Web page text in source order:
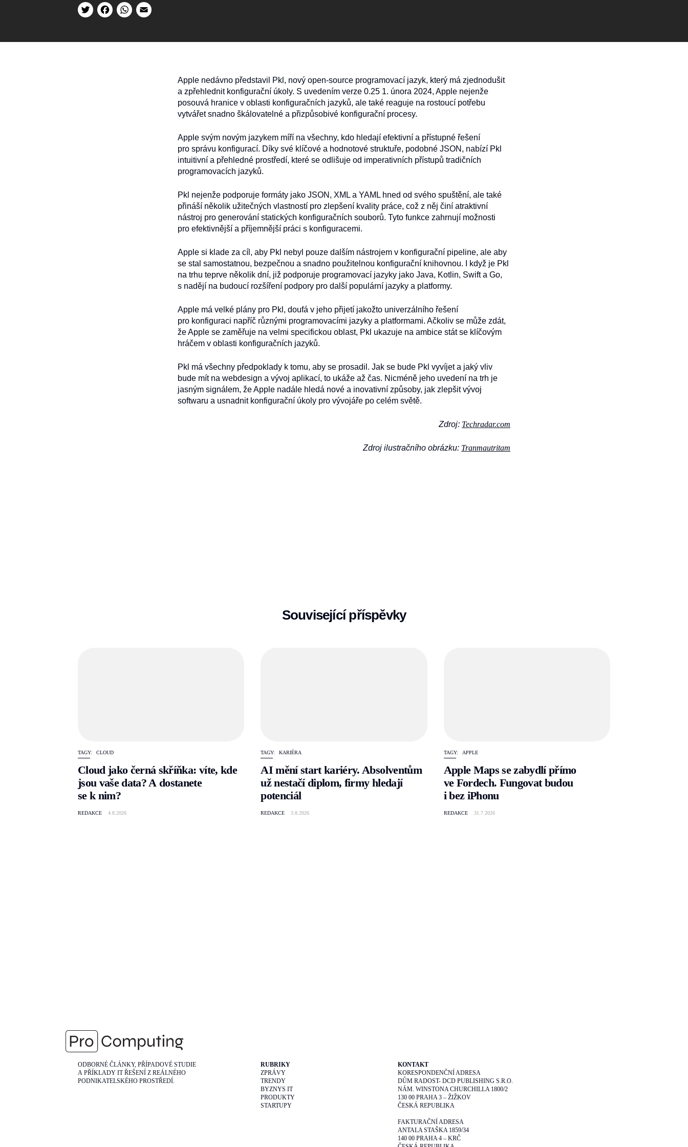
Twitter FacebookWhatsApp
Apple nedávno představil Pkl, nový open-source programovací jazyk, který má zjednodušit
a zpřehlednit konfigurační úkoly. S uvedením verze 0.25 1. února 2024, Apple nejenže
posouvá hranice v oblasti konfiguračních jazyků, ale také reaguje na rostoucí potřebu
vytvářet snadno škálovatelné a přizpůsobivé konfigurační procesy.
Apple svým novým jazykem míří na všechny, kdo hledají efektivní a přístupné řešení
pro správu konfigurací. Díky své klíčové a hodnotové struktuře, podobné JSON, nabízí Pkl
intuitivní a přehledné prostředí, které se odlišuje od imperativních přístupů tradičních
programovacích jazyků.
Pkl nejenže podporuje formáty jako JSON, XML a YAML hned od svého spuštění, ale také
přináší několik užitečných vlastností pro zlepšení kvality práce, což z něj činí atraktivní
nástroj pro generování statických konfiguračních souborů. Tyto funkce zahrnují možnosti
pro efektivnější a příjemnější práci s konfiguracemi.
Apple si klade za cíl, aby Pkl nebyl pouze dalším nástrojem v konfigurační pipeline, ale aby
se stal samostatnou, bezpečnou a snadno použitelnou konfigurační knihovnou. I když je Pkl
na trhu teprve několik dní, již podporuje programovací jazyky jako Java, Kotlin, Swift a Go,
s nadějí na budoucí rozšíření podpory pro další populární jazyky a platformy.
Apple má velké plány pro Pkl, doufá v jeho přijetí jakožto univerzálního řešení
pro konfiguraci napříč různými programovacími jazyky a platformami. Ačkoliv se může zdát,
že Apple se zaměřuje na velmi specifickou oblast, Pkl ukazuje na ambice stát se klíčovým
hráčem v oblasti konfiguračních jazyků.
Pkl má všechny předpoklady k tomu, aby se prosadil. Jak se bude Pkl vyvíjet a jaký vliv
bude mít na webdesign a vývoj aplikací, to ukáže až čas. Nicméně jeho uvedení na trh je
jasným signálem, že Apple nadále hledá nové a inovativní způsoby, jak zlepšit vývoj
softwaru a usnadnit konfigurační úkoly pro vývojáře po celém světě.
Zdroj: Techradar.com
Zdroj ilustračního obrázku: Tranmautritam
Související příspěvky
TAGY: CLOUD
Cloud jako černá skříňka: víte, kde
jsou vaše data? A dostanete
se k nim?
REDAKCE 4.8.2026
TAGY: KARIÉRA
AI mění start kariéry. Absolventům
už nestačí diplom, firmy hledají
potenciál
REDAKCE 3.8.2026
TAGY: APPLE
Apple Maps se zabydlí přímo
ve Fordech. Fungovat budou
i bez iPhonu
REDAKCE 31.7.2026
ODBORNÉ ČLÁNKY, PŘÍPADOVÉ STUDIE
A PŘÍKLADY IT ŘEŠENÍ Z REÁLNÉHO
PODNIKATELSKÉHO PROSTŘEDÍ.
RUBRIKY
ZPRÁVY
TRENDY
BYZNYS IT
PRODUKTY
STARTUPY
KONTAKT
KORESPONDENČNÍ ADRESA
DŮM RADOST- DCD PUBLISHING S.R.O.
NÁM. WINSTONA CHURCHILLA 1800/2
130 00 PRAHA 3 – ŽIŽKOV
ČESKÁ REPUBLIKA
FAKTURAČNÍ ADRESA
ANTALA STAŠKA 1859/34
140 00 PRAHA 4 – KRČ